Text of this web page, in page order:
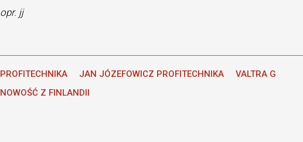
opr. jj
PROFITECHNIKA JAN JÓZEFOWICZ PROFITECHNIKA
VALTRA G
NOWOŚĆ Z FINLANDII